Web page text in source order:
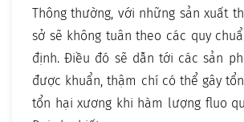
Thông thường, với những sản xuất
sở sẽ không tuân theo các quy
định. Điều đó sẽ dẫn tới các sản
được khuẩn, thậm chí có thể gây
tổn hại xương khi hàm lượng fluo